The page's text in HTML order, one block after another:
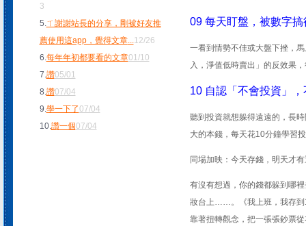
3
5.ㄒ謝謝站長的分享，剛被好友推
薦使用這app，覺得文章...12/26
6.每年年初都要看的文章01/10
7.讚05/01
8.讚07/04
9.學一下了07/04
10.讚一個07/04
09 每天盯盤，被數字
一看到情勢不佳或大盤下挫，
入，淨值低時賣出」的反效果
10 自認「不會投資」
聽到投資就想躲得遠遠的，長
大的本錢，每天花10分鐘學習
同場加映：今天存錢，明天才
有沒有想過，你的錢都躲到哪
妝台上……。《我上班，我存到
靠著扭轉觀念，把一張張鈔票